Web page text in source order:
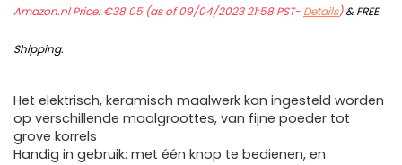
Amazon.nl Price:€38.05(as of 09/04/2023 21:58 PST- Details)&FREE
Shipping.
Het elektrisch, keramisch maalwerk kan ingesteld worden
op verschillende maalgroottes, van fijne poeder tot
grove korrels
Handig in gebruik: met één knop te bedienen, en